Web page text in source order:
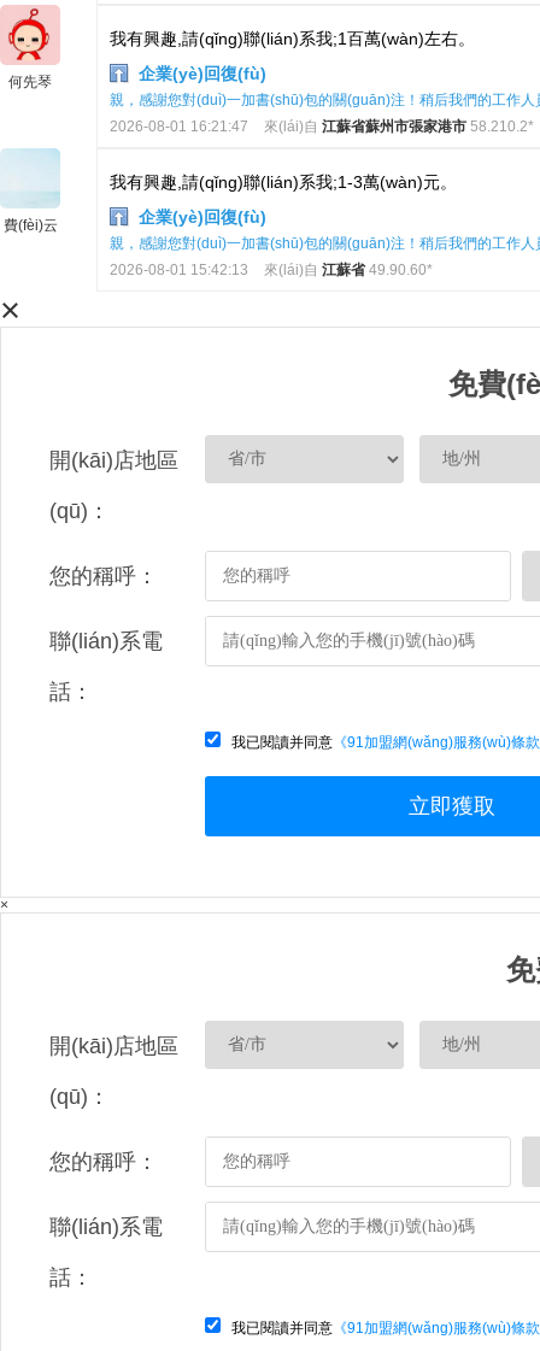
何先琴
我有興趣,請(qǐng)聯(lián)系我;1百萬(wàn)左右。
企業(yè)回復(fù)
親，感謝您對(duì)一加書(shū)包的關(guān)注！稍后我們的工作
2026-08-01 16:21:47
來(lái)自 江蘇省蘇州市張家港市 58.210.2*
費(fèi)云
我有興趣,請(qǐng)聯(lián)系我;1-3萬(wàn)元。
企業(yè)回復(fù)
親，感謝您對(duì)一加書(shū)包的關(guān)注！稍后我們的工作
2026-08-01 15:42:13
來(lái)自 江蘇省49.90.60*
×
免費
開(kāi)店地區
(qū)：
您的稱呼：
聯(lián)系電
話：
我已閱讀并同意 《91加盟網(wǎng)服務(wù)條
立即獲取
×
開(kāi)店地區
(qū)：
您的稱呼：
聯(lián)系電
話：
我已閱讀并同意 《91加盟網(wǎng)服務(wù)條